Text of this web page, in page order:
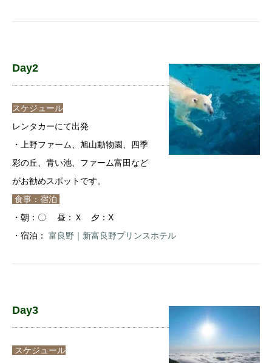
Day2
スケジュール
レンタカーにて出発
・上野ファーム、旭山動物園、四季
彩の丘、青い池、ファーム富田など
がお勧めスポットです。
食事：宿泊
・朝：〇 昼：Ｘ 夕：X
・宿泊： 富良野｜新富良野プリンスホテル
Day3
スケジュール